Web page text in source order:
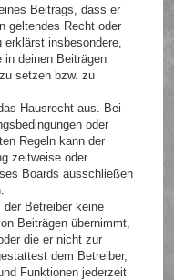
Beitrags, dass er
geltendes Recht oder
insbesondere,
deinen Beiträgen
setzen bzw. zu
Hausrecht aus. Bei
oder
Regeln kann der
zeitweise oder
Boards ausschließen
Betreiber keine
Beiträgen übernimmt,
die er nicht zur
dem Betreiber,
Funktionen jederzeit